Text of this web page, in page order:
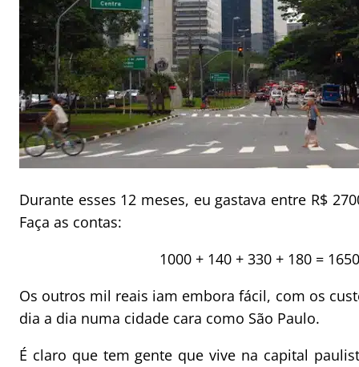
Durante esses 12 meses, eu gastava entre R$
Faça as contas:
1000 + 140 + 330 + 180 = 1650
Os outros mil reais iam embora fácil, com os
dia a dia numa cidade cara como São Paulo.
É claro que tem gente que vive na capital